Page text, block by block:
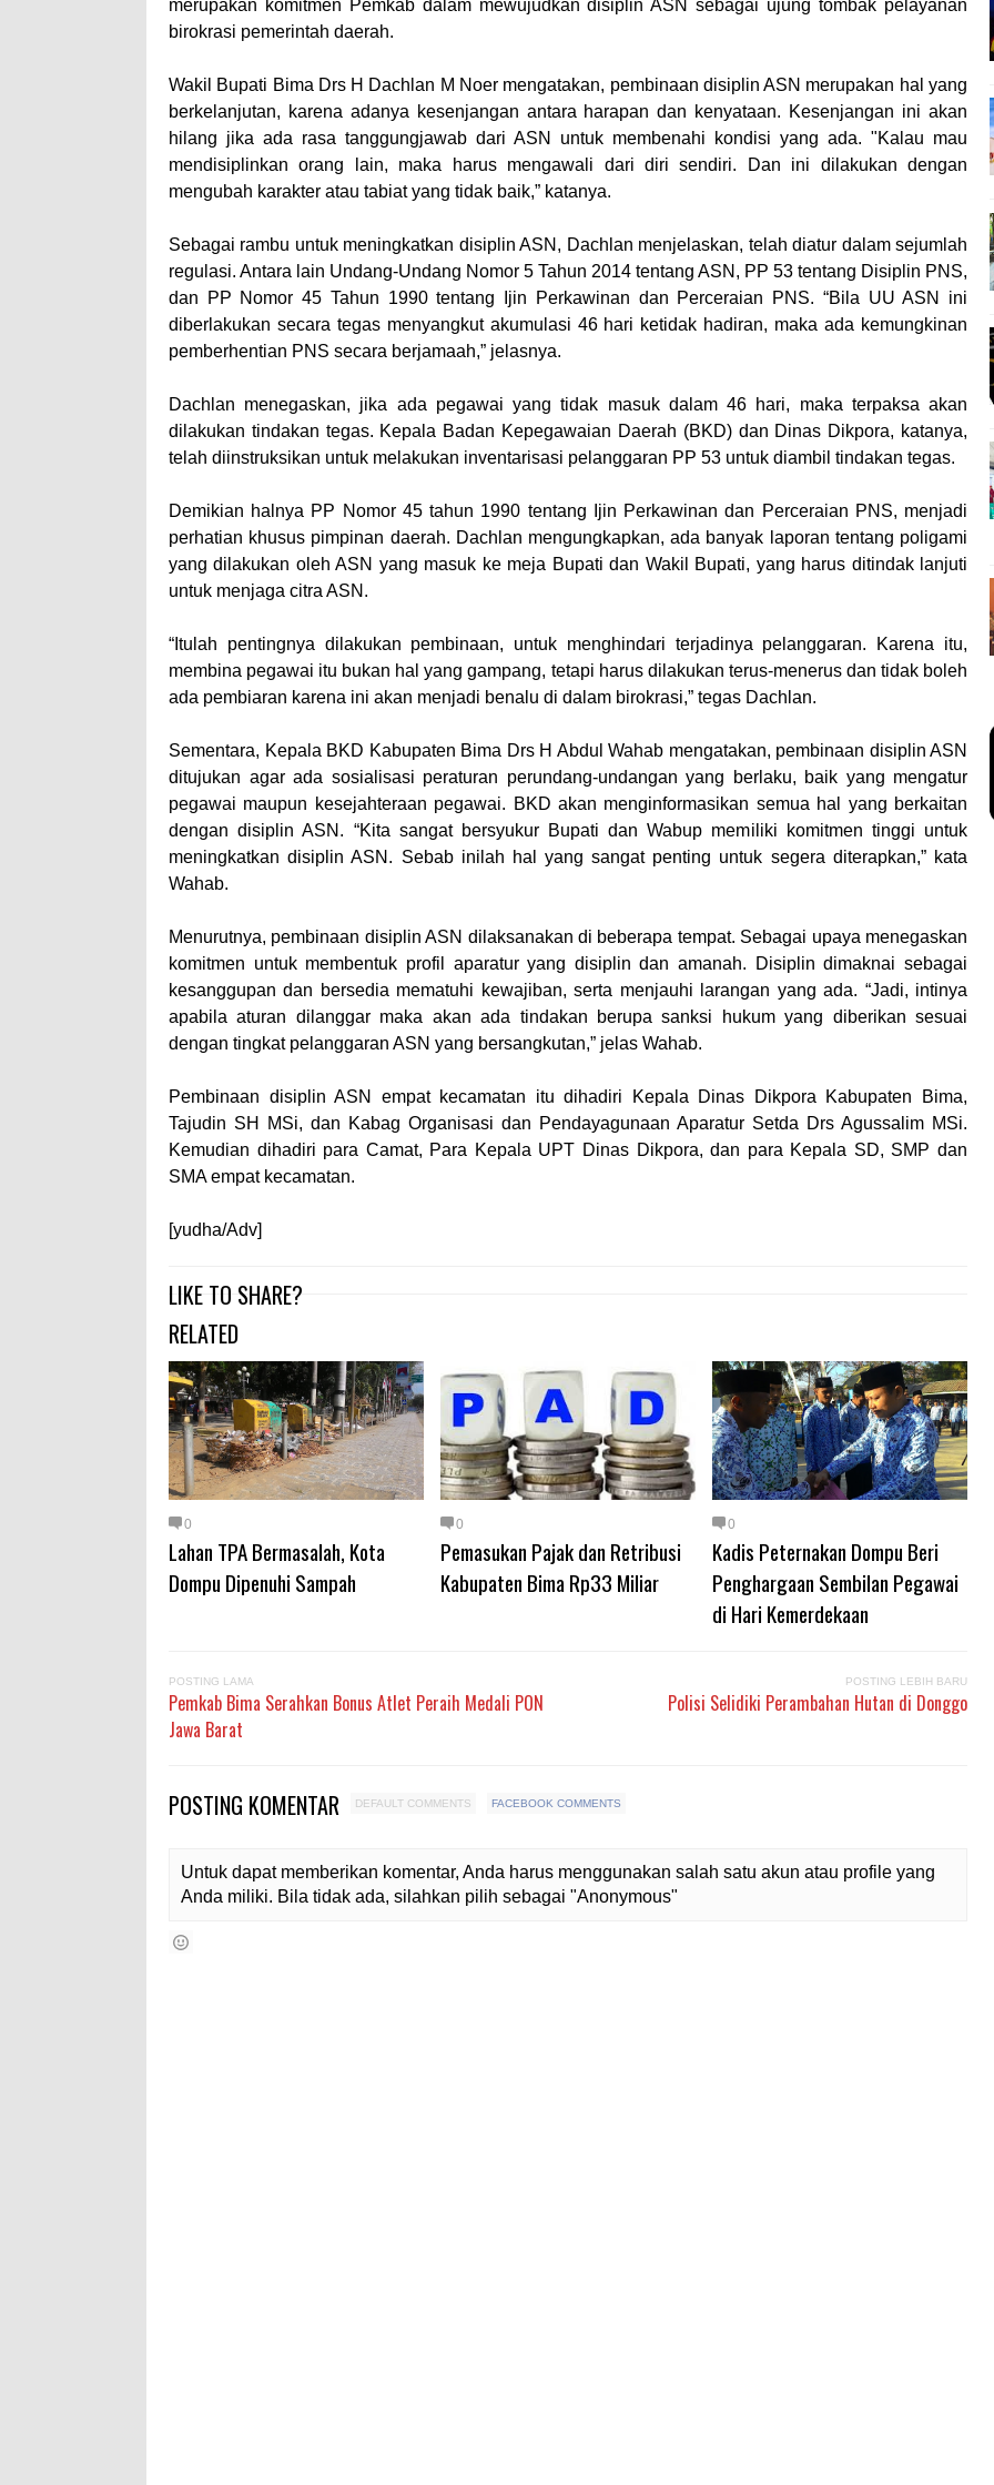
merupakan komitmen Pemkab dalam mewujudkan disiplin ASN sebagai ujung tombak pelayanan
birokrasi pemerintah daerah.
Wakil Bupati Bima Drs H Dachlan M Noer mengatakan, pembinaan disiplin ASN merupakan hal yang
berkelanjutan, karena adanya kesenjangan antara harapan dan kenyataan. Kesenjangan ini akan
hilang jika ada rasa tanggungjawab dari ASN untuk membenahi kondisi yang ada. "Kalau mau
mendisiplinkan orang lain, maka harus mengawali dari diri sendiri. Dan ini dilakukan dengan
mengubah karakter atau tabiat yang tidak baik,” katanya.
Sebagai rambu untuk meningkatkan disiplin ASN, Dachlan menjelaskan, telah diatur dalam sejumlah
regulasi. Antara lain Undang-Undang Nomor 5 Tahun 2014 tentang ASN, PP 53 tentang Disiplin PNS,
dan PP Nomor 45 Tahun 1990 tentang Ijin Perkawinan dan Perceraian PNS. “Bila UU ASN ini
diberlakukan secara tegas menyangkut akumulasi 46 hari ketidak hadiran, maka ada kemungkinan
pemberhentian PNS secara berjamaah,” jelasnya.
Dachlan menegaskan, jika ada pegawai yang tidak masuk dalam 46 hari, maka terpaksa akan
dilakukan tindakan tegas. Kepala Badan Kepegawaian Daerah (BKD) dan Dinas Dikpora, katanya,
telah diinstruksikan untuk melakukan inventarisasi pelanggaran PP 53 untuk diambil tindakan tegas.
Demikian halnya PP Nomor 45 tahun 1990 tentang Ijin Perkawinan dan Perceraian PNS, menjadi
perhatian khusus pimpinan daerah. Dachlan mengungkapkan, ada banyak laporan tentang poligami
yang dilakukan oleh ASN yang masuk ke meja Bupati dan Wakil Bupati, yang harus ditindak lanjuti
untuk menjaga citra ASN.
“Itulah pentingnya dilakukan pembinaan, untuk menghindari terjadinya pelanggaran. Karena itu,
membina pegawai itu bukan hal yang gampang, tetapi harus dilakukan terus-menerus dan tidak boleh
ada pembiaran karena ini akan menjadi benalu di dalam birokrasi,” tegas Dachlan.
Sementara, Kepala BKD Kabupaten Bima Drs H Abdul Wahab mengatakan, pembinaan disiplin ASN
ditujukan agar ada sosialisasi peraturan perundang-undangan yang berlaku, baik yang mengatur
pegawai maupun kesejahteraan pegawai. BKD akan menginformasikan semua hal yang berkaitan
dengan disiplin ASN. “Kita sangat bersyukur Bupati dan Wabup memiliki komitmen tinggi untuk
meningkatkan disiplin ASN. Sebab inilah hal yang sangat penting untuk segera diterapkan,” kata
Wahab.
Menurutnya, pembinaan disiplin ASN dilaksanakan di beberapa tempat. Sebagai upaya menegaskan
komitmen untuk membentuk profil aparatur yang disiplin dan amanah. Disiplin dimaknai sebagai
kesanggupan dan bersedia mematuhi kewajiban, serta menjauhi larangan yang ada. “Jadi, intinya
apabila aturan dilanggar maka akan ada tindakan berupa sanksi hukum yang diberikan sesuai
dengan tingkat pelanggaran ASN yang bersangkutan,” jelas Wahab.
Pembinaan disiplin ASN empat kecamatan itu dihadiri Kepala Dinas Dikpora Kabupaten Bima,
Tajudin SH MSi, dan Kabag Organisasi dan Pendayagunaan Aparatur Setda Drs Agussalim MSi.
Kemudian dihadiri para Camat, Para Kepala UPT Dinas Dikpora, dan para Kepala SD, SMP dan
SMA empat kecamatan.
[yudha/Adv]
LIKE TO SHARE?
RELATED
0
Lahan TPA Bermasalah, Kota
Dompu Dipenuhi Sampah
0
Pemasukan Pajak dan Retribusi
Kabupaten Bima Rp33 Miliar
0
Kadis Peternakan Dompu Beri
Penghargaan Sembilan Pegawai
di Hari Kemerdekaan
POSTING LAMA
Pemkab Bima Serahkan Bonus Atlet Peraih Medali PON
Jawa Barat
POSTING LEBIH BARU
Polisi Selidiki Perambahan Hutan di Donggo
POSTING KOMENTAR DEFAULT COMMENTS FACEBOOK COMMENTS
Untuk dapat memberikan komentar, Anda harus menggunakan salah satu akun atau profile yang
Anda miliki. Bila tidak ada, silahkan pilih sebagai "Anonymous"